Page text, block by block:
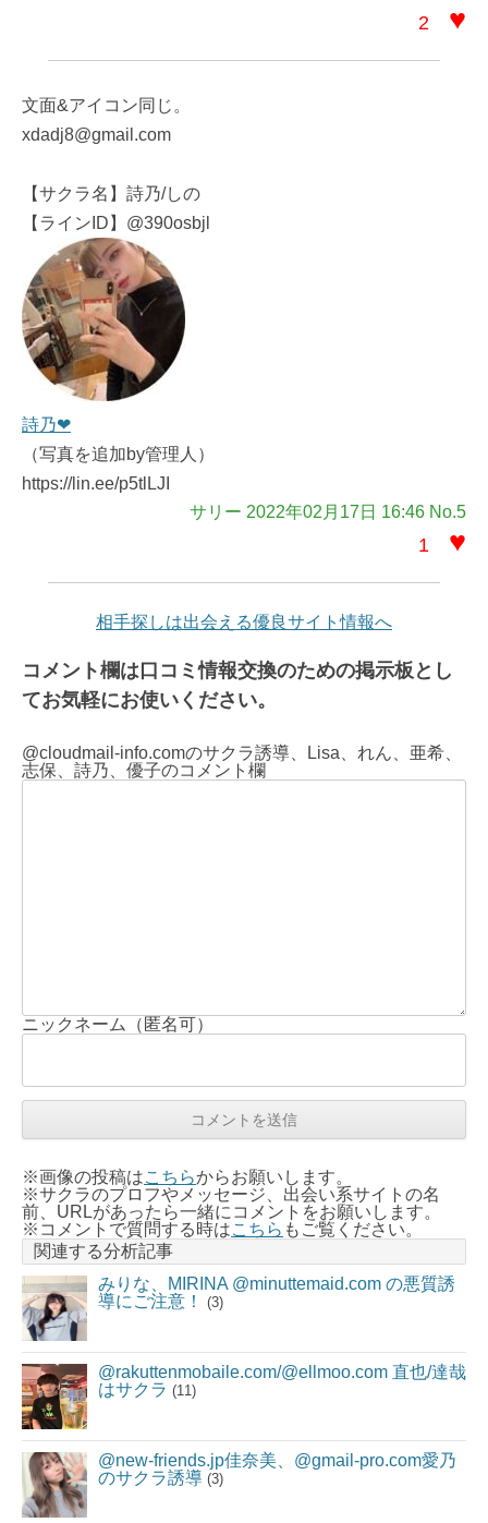
2 ♥
文面&アイコン同じ。
xdadj8@gmail.com
【サクラ名】詩乃/しの
【ラインID】@390osbjl
詩乃❤
（写真を追加by管理人）
https://lin.ee/p5tlLJI
サリー 2022年02月17日 16:46 No.5
1 ♥
相手探しは出会える優良サイト情報へ
コメント欄は口コミ情報交換のための掲示板とし
てお気軽にお使いください。
@cloudmail-info.comのサクラ誘導、Lisa、れん、亜希、
志保、詩乃、優子のコメント欄
ニックネーム（匿名可）
※画像の投稿はこちらからお願いします。
※サクラのプロフやメッセージ、出会い系サイトの名
前、URLがあったら一緒にコメントをお願いします。
※コメントで質問する時はこちら もご覧ください。
関連する分析記事
みりな、MIRINA @minuttemaid.com の悪質誘
導にご注意！
(3)
@rakuttenmobaile.com/@ellmoo.com 直也/達哉
はサクラ (11)
@new-friends.jp佳奈美、@gmail-pro.com愛乃
のサクラ誘導 (3)